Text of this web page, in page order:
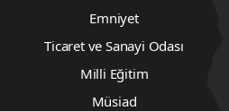
Emniyet
Ticaret ve Sanayi Odası
Milli Eğitim
Müsiad